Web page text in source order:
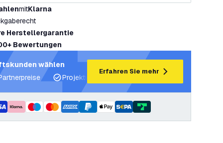
mitKlarna
Herstellergarantie
Bewertungen
wählen
Projektunterstützung und Lichtpläne
Erfahren Sie mehr